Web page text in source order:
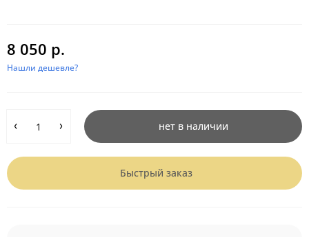
8 050 р.
Нашли дешевле?
нет в наличии
Быстрый заказ